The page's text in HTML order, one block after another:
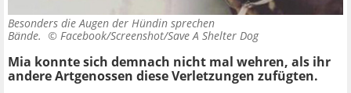
Besonders die Augen der Hündin sprechen
Bände. © Facebook/Screenshot/Save A Shelter Dog
Mia konnte sich demnach nicht mal wehren, als ihr
andere Artgenossen diese Verletzungen zufügten.